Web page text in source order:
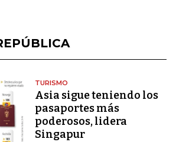
TURISMO
Asia sigue teniendo los
pasaportes más
poderosos, lidera
Singapur